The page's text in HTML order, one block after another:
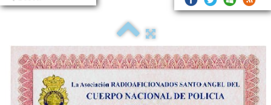
Hacerse socio
Log diploma en Pdf